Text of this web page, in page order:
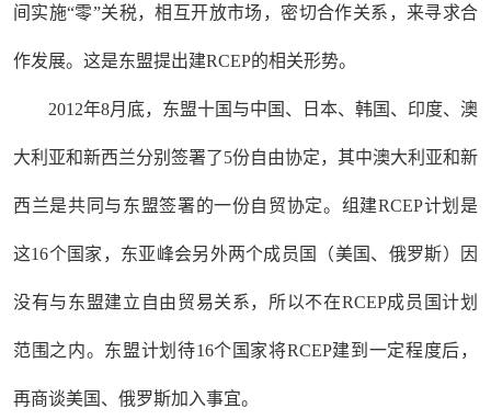
间实施“零”关税，相互开放市场，密切合作关系，来寻求合
作发展。这是东盟提出建RCEP的相关形势。
2012年8月底，东盟十国与中国、日本、韩国、印度、澳
大利亚和新西兰分别签署了5份自由协定，其中澳大利亚和新
西兰是共同与东盟签署的一份自贸协定。组建RCEP计划是
这16个国家，东亚峰会另外两个成员国（美国、俄罗斯）因
没有与东盟建立自由贸易关系，所以不在RCEP成员国计划
范围之内。东盟计划待16个国家将RCEP建到一定程度后，
再商谈美国、俄罗斯加入事宜。